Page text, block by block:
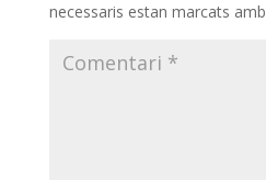
necessaris estan marcats amb